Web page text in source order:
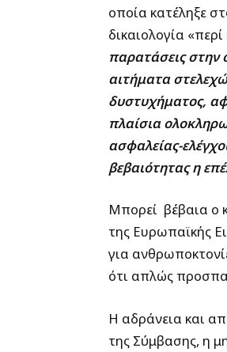
οποία κατέληξε
δικαιολογία
παρατάσεις στην
αιτήματα
δυστυχήματος,
πλαίσια
ασφαλείας-
βεβαιότητας η
Μπορεί βέβαια ο
της Ευρωπαϊκής
για
ότι απλώς
Η αδράνεια και
της Σύμβασης, η